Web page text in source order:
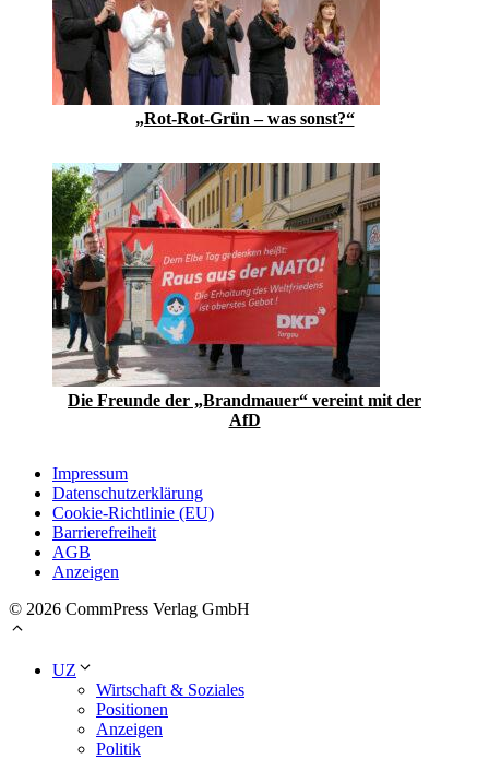
„Rot-Rot-Grün – was sonst?“
Die Freunde der „Brandmauer“ vereint mit der
AfD
Impressum
Datenschutzerklärung
Cookie-Richtlinie (EU)
Barrierefreiheit
AGB
Anzeigen
© 2026 CommPress Verlag GmbH
UZ
Wirtschaft & Soziales
Positionen
Anzeigen
Politik